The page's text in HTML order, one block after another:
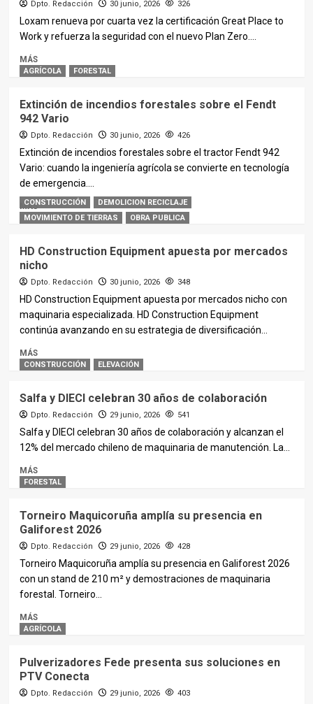
Dpto. Redacción 30 junio, 2026 326
Loxam renueva por cuarta vez la certificación Great Place to
Work y refuerza la seguridad con el nuevo Plan Zero....
MÁS
AGRÍCOLA FORESTAL
Extinción de incendios forestales sobre el Fendt
942 Vario
Dpto. Redacción 30 junio, 2026 426
Extinción de incendios forestales sobre el tractor Fendt 942
Vario: cuando la ingeniería agrícola se convierte en tecnología
de emergencia....
MÁS
CONSTRUCCIÓN
DEMOLICION RECICLAJE
MOVIMIENTO DE TIERRAS
OBRA PUBLICA
HD Construction Equipment apuesta por mercados
nicho
Dpto. Redacción 30 junio, 2026 348
HD Construction Equipment apuesta por mercados nicho con
maquinaria especializada. HD Construction Equipment
continúa avanzando en su estrategia de diversificación...
MÁS
CONSTRUCCIÓN ELEVACIÓN
Salfa y DIECI celebran 30 años de colaboración
Dpto. Redacción 29 junio, 2026 541
Salfa y DIECI celebran 30 años de colaboración y alcanzan el
12% del mercado chileno de maquinaria de manutención. La...
MÁS
FORESTAL
Torneiro Maquicoruña amplía su presencia en
Galiforest 2026
Dpto. Redacción 29 junio, 2026 428
Torneiro Maquicoruña amplía su presencia en Galiforest 2026
con un stand de 210 m² y demostraciones de maquinaria
forestal. Torneiro...
MÁS
AGRÍCOLA
Pulverizadores Fede presenta sus soluciones en
PTV Conecta
Dpto. Redacción 29 junio, 2026 403